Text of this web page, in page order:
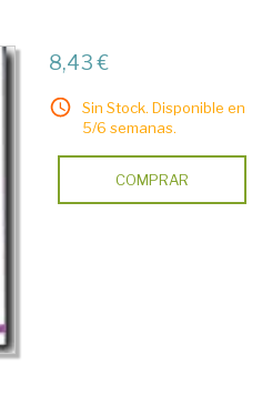
8,43 €
Sin Stock. Disponible en
5/6 semanas.
COMPRAR